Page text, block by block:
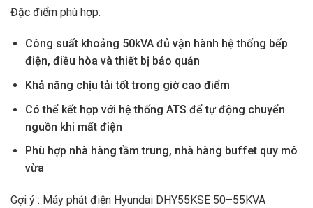
Đặc điểm phù hợp:
Công suất khoảng 50kVA đủ vận hành hệ thống bếp
điện, điều hòa và thiết bị bảo quản
Khả năng chịu tải tốt trong giờ cao điểm
Có thể kết hợp với hệ thống ATS để tự động chuyển
nguồn khi mất điện
Phù hợp nhà hàng tầm trung, nhà hàng buffet quy mô
vừa
Gợi ý : Máy phát điện Hyundai DHY55KSE 50–55KVA